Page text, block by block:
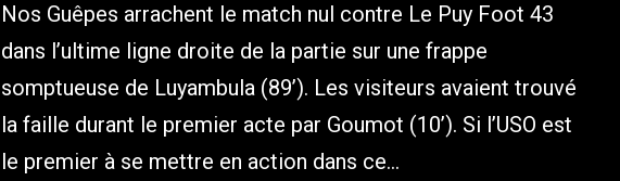
Nos Guêpes arrachent le match nul contre Le Puy Foot 43
dans l’ultime ligne droite de la partie sur une frappe
somptueuse de Luyambula (89’). Les visiteurs avaient trouvé
la faille durant le premier acte par Goumot (10’). Si l’USO est
le premier à se mettre en action dans ce...